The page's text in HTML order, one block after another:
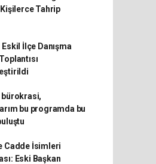
Tahrip
İlçe Danışma
bürokrasi,
bu programda bu
Cadde İsimleri
Eski Başkan